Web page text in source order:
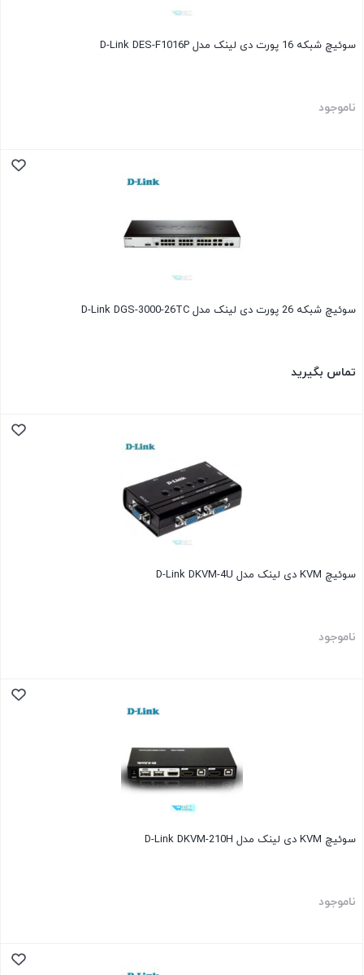
سوئیچ شبکه 16 پورت دی لینک مدل D-Link DES-F1016P
ناموجود
سوئیچ شبکه 26 پورت دی لینک مدل D-Link DGS-3000-26TC
تماس بگیرید
سوئیچ KVM دی لینک مدل D-Link DKVM-4U
ناموجود
سوئیچ KVM دی لینک مدل D-Link DKVM-210H
ناموجود